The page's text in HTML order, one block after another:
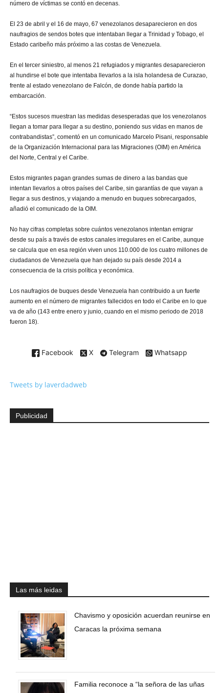
número de víctimas se contó en decenas.
El 23 de abril y el 16 de mayo, 67 venezolanos desaparecieron en dos
naufragios de sendos botes que intentaban llegar a Trinidad y Tobago, el
Estado caribeño más próximo a las costas de Venezuela.
En el tercer siniestro, al menos 21 refugiados y migrantes desaparecieron
al hundirse el bote que intentaba llevarlos a la isla holandesa de Curazao,
frente al estado venezolano de Falcón, de donde había partido la
embarcación.
“Estos sucesos muestran las medidas desesperadas que los venezolanos
llegan a tomar para llegar a su destino, poniendo sus vidas en manos de
contrabandistas”, comentó en un comunicado Marcelo Pisani, responsable
de la Organización Internacional para las Migraciones (OIM) en América
del Norte, Central y el Caribe.
Estos migrantes pagan grandes sumas de dinero a las bandas que
intentan llevarlos a otros países del Caribe, sin garantías de que vayan a
llegar a sus destinos, y viajando a menudo en buques sobrecargados,
añadió el comunicado de la OIM.
No hay cifras completas sobre cuántos venezolanos intentan emigrar
desde su país a través de estos canales irregulares en el Caribe, aunque
se calcula que en esa región viven unos 110.000 de los cuatro millones de
ciudadanos de Venezuela que han dejado su país desde 2014 a
consecuencia de la crisis política y económica.
Los naufragios de buques desde Venezuela han contribuido a un fuerte
aumento en el número de migrantes fallecidos en todo el Caribe en lo que
va de año (143 entre enero y junio, cuando en el mismo periodo de 2018
fueron 18).
Facebook X Telegram Whatsapp
Tweets by laverdadweb
Publicidad
Las más leidas
Chavismo y oposición acuerdan reunirse en
Caracas la próxima semana
Familia reconoce a “la señora de las uñas